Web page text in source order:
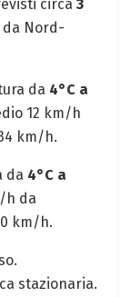
circa 3
da Nord-
da 4°C a
12⁢ km/h⁤
km/h.
da 4°C a
h da
km/h.
stazionaria.